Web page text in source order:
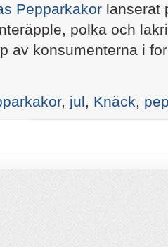
Pepparkakor lanserat
polka och
av konsumenterna i
, jul, Knäck,